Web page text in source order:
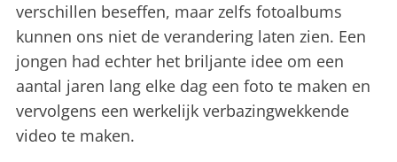
verschillen beseffen, maar zelfs fotoalbums
kunnen ons niet de verandering laten zien. Een
jongen had echter het briljante idee om een ​​
aantal jaren lang elke dag een foto te maken en
vervolgens een werkelijk verbazingwekkende
video te maken.